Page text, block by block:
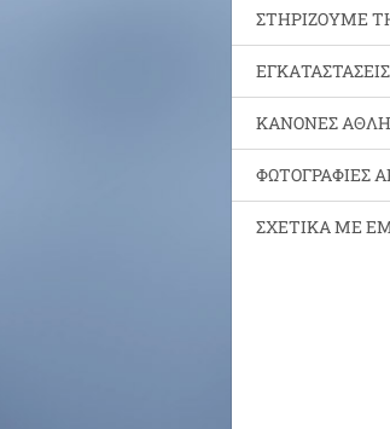
ΣΤΗΡΙΖΟΥΜΕ
ΕΓΚΑΤΑΣΤΑΣΕΙΣ
ΚΑΝΟΝΕΣ
ΦΩΤΟΓΡΑΦΙΕΣ
ΣΧΕΤΙΚΑ ΜΕ